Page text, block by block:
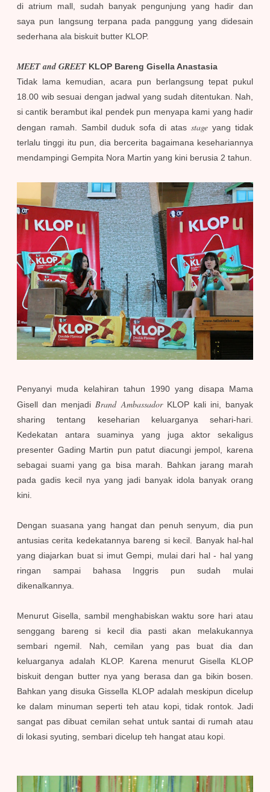
di atrium mall, sudah banyak pengunjung yang hadir dan
saya pun langsung terpana pada panggung yang didesain
sederhana ala biskuit butter KLOP.
MEET and GREET KLOP Bareng Gisella Anastasia
Tidak lama kemudian, acara pun berlangsung tepat pukul
18.00 wib sesuai dengan jadwal yang sudah ditentukan. Nah,
si cantik berambut ikal pendek pun menyapa kami yang hadir
dengan ramah. Sambil duduk sofa di atas stage yang tidak
terlalu tinggi itu pun, dia bercerita bagaimana kesehariannya
mendampingi Gempita Nora Martin yang kini berusia 2 tahun.
Penyanyi muda kelahiran tahun 1990 yang disapa Mama
Gisell dan menjadi Brand AmbassadorKLOP kali ini, banyak
sharing tentang keseharian keluarganya sehari-hari.
Kedekatan antara suaminya yang juga aktor sekaligus
presenter Gading Martin pun patut diacungi jempol, karena
sebagai suami yang ga bisa marah. Bahkan jarang marah
pada gadis kecil nya yang jadi banyak idola banyak orang
kini.
Dengan suasana yang hangat dan penuh senyum, dia pun
antusias cerita kedekatannya bareng si kecil. Banyak hal-hal
yang diajarkan buat si imut Gempi, mulai dari hal - hal yang
ringan sampai bahasa Inggris pun sudah mulai
dikenalkannya.
Menurut Gisella, sambil menghabiskan waktu sore hari atau
senggang bareng si kecil dia pasti akan melakukannya
sembari ngemil. Nah, cemilan yang pas buat dia dan
keluarganya adalah KLOP. Karena menurut Gisella KLOP
biskuit dengan butter nya yang berasa dan ga bikin bosen.
Bahkan yang disuka Gissella KLOP adalah meskipun dicelup
ke dalam minuman seperti teh atau kopi, tidak rontok. Jadi
sangat pas dibuat cemilan sehat untuk santai di rumah atau
di lokasi syuting, sembari dicelup teh hangat atau kopi.